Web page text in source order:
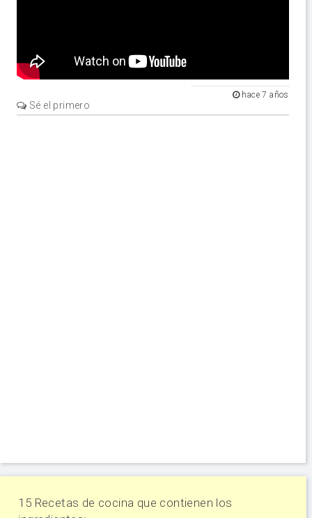
hace 7 años
Sé el primero
15 Recetas de cocina que contienen los